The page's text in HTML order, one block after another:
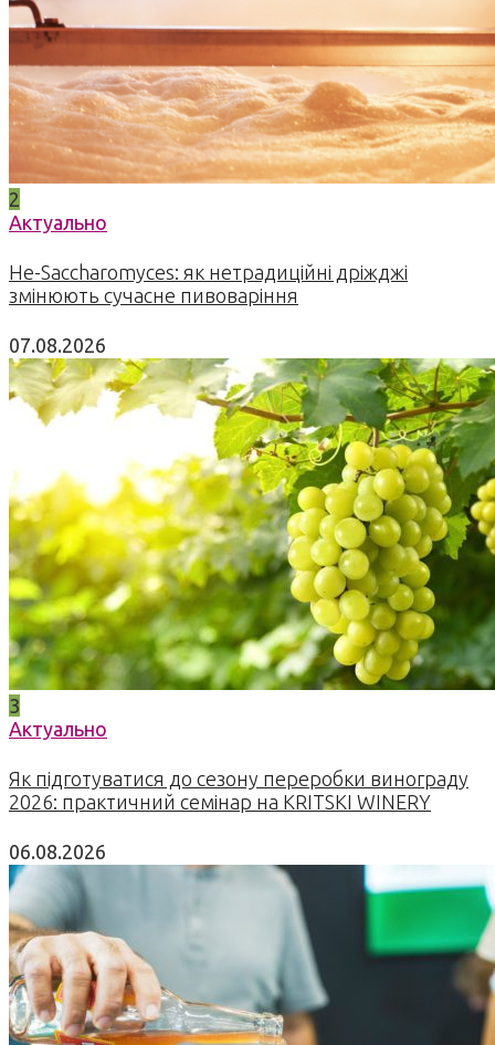
2
Актуально
Не-Saccharomyces: як нетрадиційні дріжджі
змінюють сучасне пивоваріння
07.08.2026
3
Актуально
Як підготуватися до сезону переробки винограду
2026: практичний семінар на KRITSKI WINERY
06.08.2026